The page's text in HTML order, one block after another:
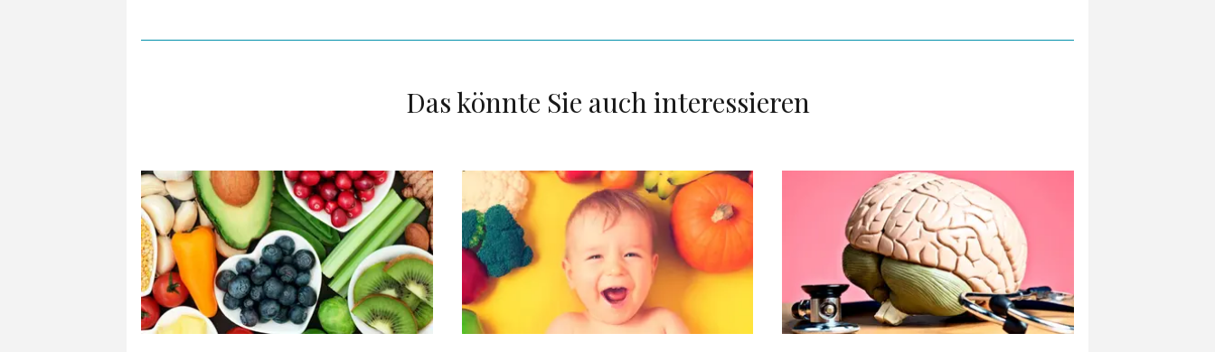
Das könnte Sie auch interessieren